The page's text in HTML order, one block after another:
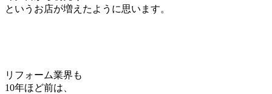
というお店が増えたように思います。
リフォーム業界も
10年ほど前は、